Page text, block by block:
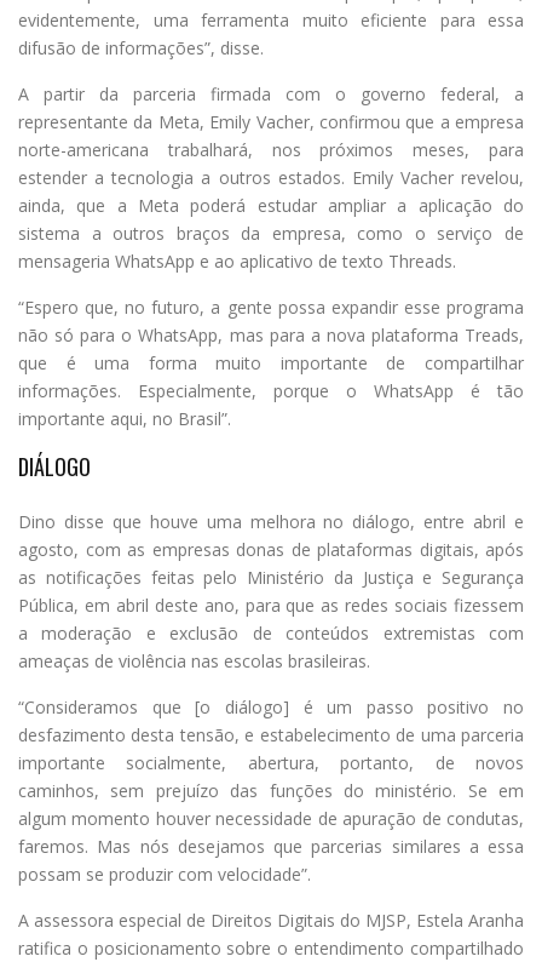
evidentemente, uma ferramenta muito eficiente para essa
difusão de informações”, disse.
A partir da parceria firmada com o governo federal, a
representante da Meta, Emily Vacher, confirmou que a empresa
norte-americana trabalhará, nos próximos meses, para
estender a tecnologia a outros estados. Emily Vacher revelou,
ainda, que a Meta poderá estudar ampliar a aplicação do
sistema a outros braços da empresa, como o serviço de
mensageria WhatsApp e ao aplicativo de texto Threads.
“Espero que, no futuro, a gente possa expandir esse programa
não só para o WhatsApp, mas para a nova plataforma Treads,
que é uma forma muito importante de compartilhar
informações. Especialmente, porque o WhatsApp é tão
importante aqui, no Brasil”.
DIÁLOGO
Dino disse que houve uma melhora no diálogo, entre abril e
agosto, com as empresas donas de plataformas digitais, após
as notificações feitas pelo Ministério da Justiça e Segurança
Pública, em abril deste ano, para que as redes sociais fizessem
a moderação e exclusão de conteúdos extremistas com
ameaças de violência nas escolas brasileiras.
“Consideramos que [o diálogo] é um passo positivo no
desfazimento desta tensão, e estabelecimento de uma parceria
importante socialmente, abertura, portanto, de novos
caminhos, sem prejuízo das funções do ministério. Se em
algum momento houver necessidade de apuração de condutas,
faremos. Mas nós desejamos que parcerias similares a essa
possam se produzir com velocidade”.
A assessora especial de Direitos Digitais do MJSP, Estela Aranha
ratifica o posicionamento sobre o entendimento compartilhado